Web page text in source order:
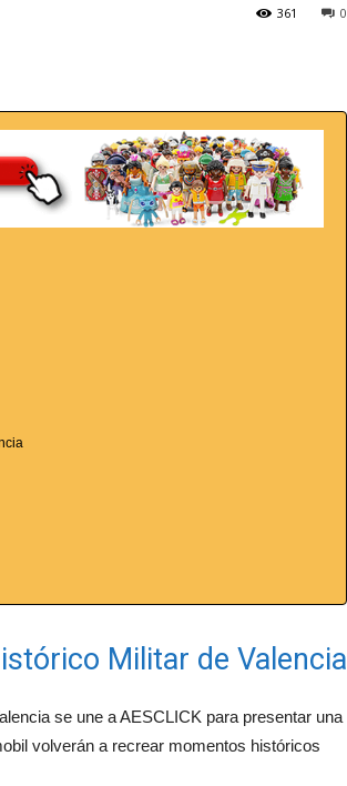
0
361
Militar de Valencia
se une a AESCLICK para presentar una
volverán a recrear momentos históricos